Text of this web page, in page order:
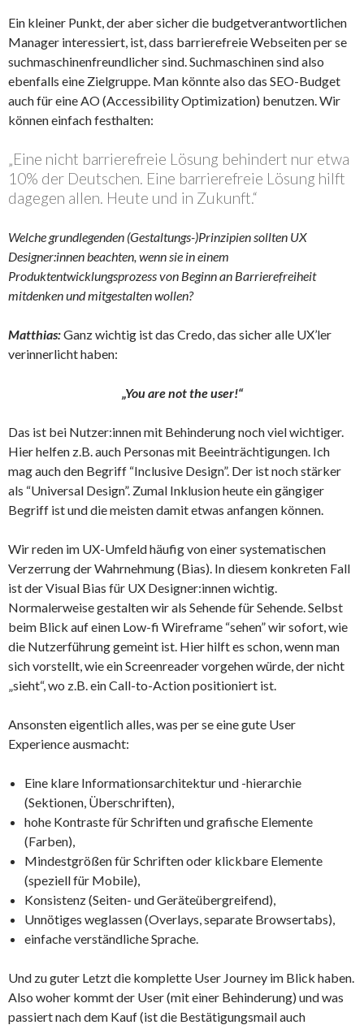
Ein kleiner Punkt, der aber sicher die budgetverantwortlichen
Manager interessiert, ist, dass barrierefreie Webseiten per se
suchmaschinenfreundlicher sind. Suchmaschinen sind also
ebenfalls eine Zielgruppe. Man könnte also das SEO-Budget
auch für eine AO (Accessibility Optimization) benutzen. Wir
können einfach festhalten:
„Eine nicht barrierefreie Lösung behindert nur etwa
10% der Deutschen. Eine barrierefreie Lösung hilft
dagegen allen. Heute und in Zukunft.“
Welche grundlegenden (Gestaltungs-)Prinzipien sollten UX
Designer:innen beachten, wenn sie in einem
Produktentwicklungsprozess von Beginn an Barrierefreiheit
mitdenken und mitgestalten wollen?
Matthias:Ganz wichtig ist das Credo, das sicher alle UX’ler
verinnerlicht haben:
„You are not the user!“
Das ist bei Nutzer:innen mit Behinderung noch viel wichtiger.
Hier helfen z.B. auch Personas mit Beeinträchtigungen. Ich
mag auch den Begriff “Inclusive Design”. Der ist noch stärker
als “Universal Design”. Zumal Inklusion heute ein gängiger
Begriff ist und die meisten damit etwas anfangen können.
Wir reden im UX-Umfeld häufig von einer systematischen
Verzerrung der Wahrnehmung (Bias). In diesem konkreten Fall
ist der Visual Bias für UX Designer:innen wichtig.
Normalerweise gestalten wir als Sehende für Sehende. Selbst
beim Blick auf einen Low-fi Wireframe “sehen” wir sofort, wie
die Nutzerführung gemeint ist. Hier hilft es schon, wenn man
sich vorstellt, wie ein Screenreader vorgehen würde, der nicht
„sieht“, wo z.B. ein Call-to-Action positioniert ist.
Ansonsten eigentlich alles, was per se eine gute User
Experience ausmacht:
Eine klare Informationsarchitektur und -hierarchie
(Sektionen, Überschriften),
hohe Kontraste für Schriften und grafische Elemente
(Farben),
Mindestgrößen für Schriften oder klickbare Elemente
(speziell für Mobile),
Konsistenz (Seiten- und Geräteübergreifend),
Unnötiges weglassen (Overlays, separate Browsertabs),
einfache verständliche Sprache.
Und zu guter Letzt die komplette User Journey im Blick haben.
Also woher kommt der User (mit einer Behinderung) und was
passiert nach dem Kauf (ist die Bestätigungsmail auch